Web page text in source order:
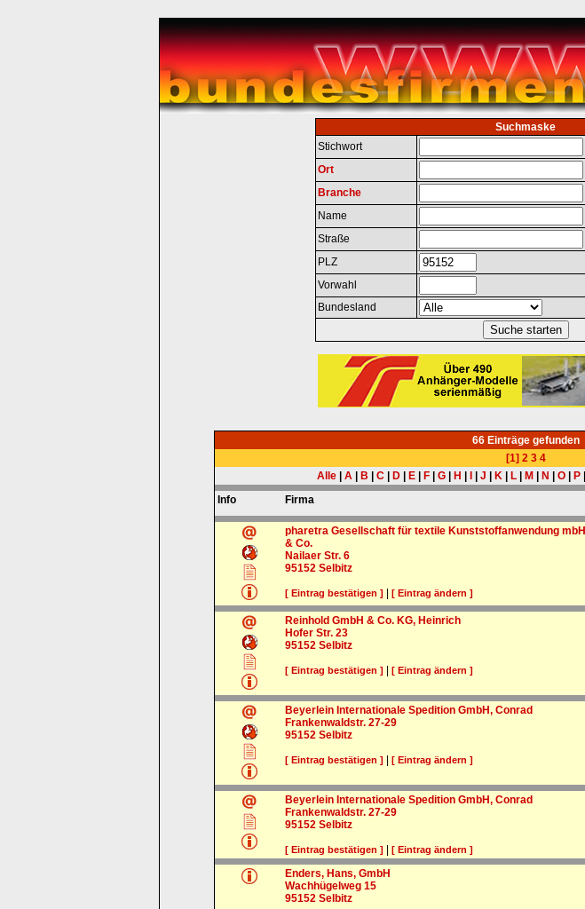
Suchmaske
Stichwort
Ort
Branche
Name
Straße
PLZ
Vorwahl
Bundesland
66 Einträge gefunden
[1] 2 3 4
Alle| A| B C| D| E| F| G| H J K| L| M N O| P|
Info
Firma
pharetra Gesellschaft für textile Kunststoffanwendung mbH
& Co.
Nailaer Str. 6
95152 Selbitz
[ Eintrag bestätigen ] [ Eintrag ändern ]
Reinhold GmbH & Co. KG, Heinrich
Hofer Str. 23
95152 Selbitz
[ Eintrag bestätigen ] [ Eintrag ändern ]
Beyerlein Internationale Spedition GmbH, Conrad
Frankenwaldstr. 27-29
95152 Selbitz
[ Eintrag bestätigen ] [ Eintrag ändern ]
Beyerlein Internationale Spedition GmbH, Conrad
Frankenwaldstr. 27-29
95152 Selbitz
[ Eintrag bestätigen ] [ Eintrag ändern ]
Enders, Hans, GmbH
Wachhügelweg 15
95152 Selbitz